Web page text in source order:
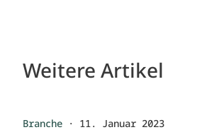
Weitere Artikel
Branche · 11. Januar 2023